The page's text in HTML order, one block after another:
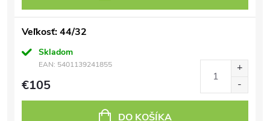
Veľkosť: 44/32
Skladom
EAN: 5401139241855
€105
DO KOŠÍKA